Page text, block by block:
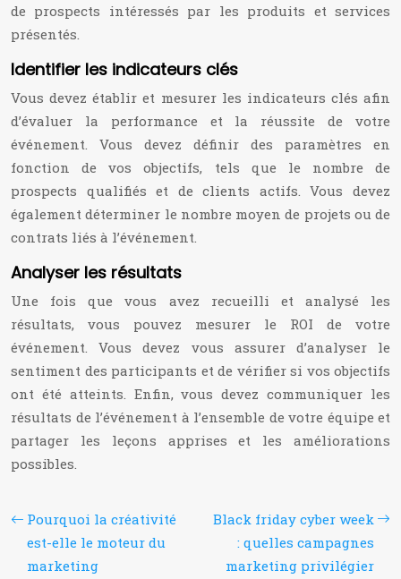
de prospects intéressés par les produits et services
présentés.
Identifier les indicateurs clés
Vous devez établir et mesurer les indicateurs clés afin
d’évaluer la performance et la réussite de votre
événement. Vous devez définir des paramètres en
fonction de vos objectifs, tels que le nombre de
prospects qualifiés et de clients actifs. Vous devez
également déterminer le nombre moyen de projets ou de
contrats liés à l’événement.
Analyser les résultats
Une fois que vous avez recueilli et analysé les
résultats, vous pouvez mesurer le ROI de votre
événement. Vous devez vous assurer d’analyser le
sentiment des participants et de vérifier si vos objectifs
ont été atteints. Enfin, vous devez communiquer les
résultats de l’événement à l’ensemble de votre équipe et
partager les leçons apprises et les améliorations
possibles.
Pourquoi la créativité
est-elle le moteur du
marketing
Black friday cyber week
: quelles campagnes
marketing privilégier